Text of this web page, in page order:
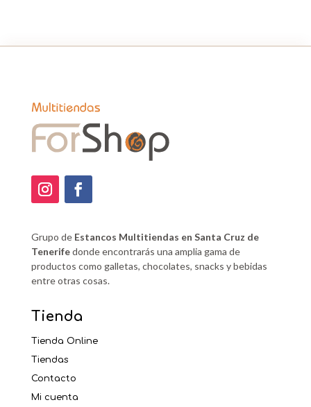
Grupo de Estancos Multitiendas en Santa Cruz de
Tenerifedonde encontrarás una amplia gama de
productos como galletas, chocolates, snacks y bebidas
entre otras cosas.
Tienda
Tienda Online
Tiendas
Contacto
Mi cuenta